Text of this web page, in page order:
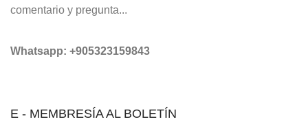
comentario y pregunta...
Whatsapp: +905323159843
E - MEMBRESÍA AL BOLETÍN